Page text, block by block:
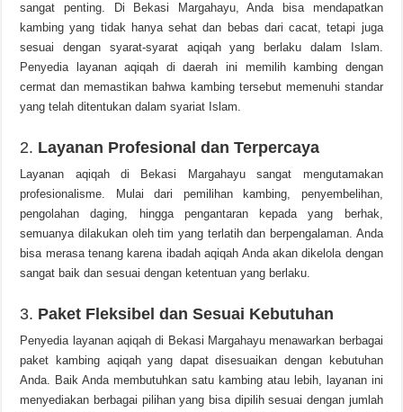
sangat penting. Di Bekasi Margahayu, Anda bisa mendapatkan
kambing yang tidak hanya sehat dan bebas dari cacat, tetapi juga
sesuai dengan syarat-syarat aqiqah yang berlaku dalam Islam.
Penyedia layanan aqiqah di daerah ini memilih kambing dengan
cermat dan memastikan bahwa kambing tersebut memenuhi standar
yang telah ditentukan dalam syariat Islam.
2. Layanan Profesional dan Terpercaya
Layanan aqiqah di Bekasi Margahayu sangat mengutamakan
profesionalisme. Mulai dari pemilihan kambing, penyembelihan,
pengolahan daging, hingga pengantaran kepada yang berhak,
semuanya dilakukan oleh tim yang terlatih dan berpengalaman. Anda
bisa merasa tenang karena ibadah aqiqah Anda akan dikelola dengan
sangat baik dan sesuai dengan ketentuan yang berlaku.
3. Paket Fleksibel dan Sesuai Kebutuhan
Penyedia layanan aqiqah di Bekasi Margahayu menawarkan berbagai
paket kambing aqiqah yang dapat disesuaikan dengan kebutuhan
Anda. Baik Anda membutuhkan satu kambing atau lebih, layanan ini
menyediakan berbagai pilihan yang bisa dipilih sesuai dengan jumlah